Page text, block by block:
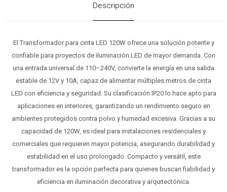
Descripción
El Transformador para cinta LED 120W ofrece una solución potente y
confiable para proyectos de iluminación LED de mayor demanda. Con
una entrada universal de 110–240V, convierte la energía en una salida
estable de 12V y 10A, capaz de alimentar múltiples metros de cinta
LED con eficiencia y seguridad. Su clasificación IP20 lo hace apto para
aplicaciones en interiores, garantizando un rendimiento seguro en
ambientes protegidos contra polvo y humedad excesiva. Gracias a su
capacidad de 120W, es ideal para instalaciones residenciales y
comerciales que requieren mayor potencia, asegurando durabilidad y
estabilidad en el uso prolongado. Compacto y versátil, este
transformador es la opción perfecta para quienes buscan fiabilidad y
eficiencia en iluminación decorativa y arquitectónica.